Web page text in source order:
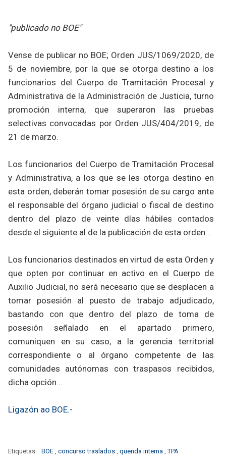
"publicado no BOE"
Vense de publicar no BOE; Orden JUS/1069/2020, de
5 de noviembre, por la que se otorga destino a los
funcionarios del Cuerpo de Tramitación Procesal y
Administrativa de la Administración de Justicia, turno
promoción interna, que superaron las pruebas
selectivas convocadas por Orden JUS/404/2019, de
21 de marzo.
Los funcionarios del Cuerpo de Tramitación Procesal
y Administrativa, a los que se les otorga destino en
esta orden, deberán tomar posesión de su cargo ante
el responsable del órgano judicial o fiscal de destino
dentro del plazo de veinte días hábiles contados
desde el siguiente al de la publicación de esta orden...
Los funcionarios destinados en virtud de esta Orden y
que opten por continuar en activo en el Cuerpo de
Auxilio Judicial, no será necesario que se desplacen a
tomar posesión al puesto de trabajo adjudicado,
bastando con que dentro del plazo de toma de
posesión señalado en el apartado primero,
comuniquen en su caso, a la gerencia territorial
correspondiente o al órgano competente de las
comunidades autónomas con traspasos recibidos,
dicha opción...
Ligazón ao BOE.-
Etiquetas: BOE concurso traslados quenda interna ,TPA